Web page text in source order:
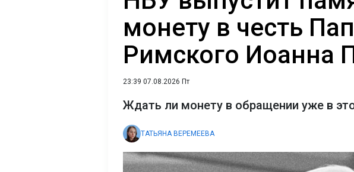
монету в честь
Римского Иоанна
23:39 07.08.2026 Пт
Ждать ли монету в обращении уже в
ТАТЬЯНА ВЕРЕМЕЕВА